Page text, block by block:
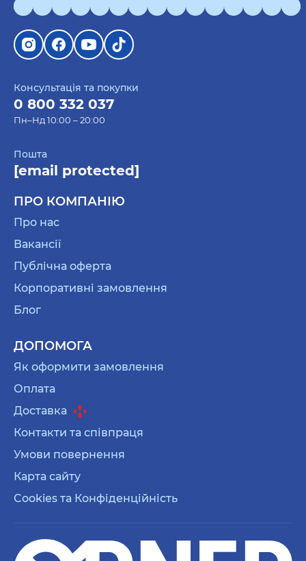
Консультація та покупки
0 800 332 037
Пн–Нд 10:00 – 20:00
Пошта
[email protected]
ПРО КОМПАНІЮ
Про нас
Вакансії
Публічна оферта
Корпоративні замовлення
Блог
ДОПОМОГА
Як оформити замовлення
Оплата
Доставка
Контакти та співпраця
Умови повернення
Карта сайту
Cookies та Конфіденційність